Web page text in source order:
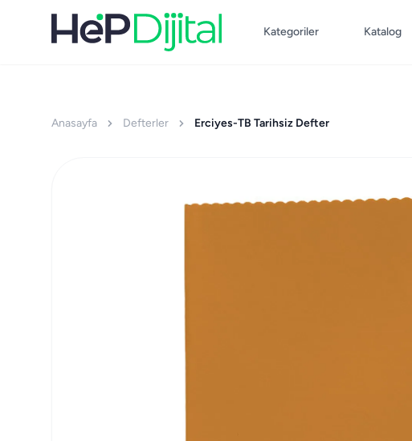
Kategoriler Katalog
Anasayfa Defterler Erciyes-TB Tarihsiz Defter